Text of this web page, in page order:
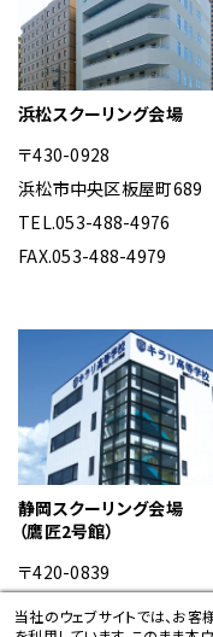
浜松スクーリング会場
〒430-0928
浜松市中央区板屋町689
TEL.053-488-4976
FAX.053-488-4979
静岡スクーリング会場
（鷹匠2号館）
〒420-0839
静岡市葵区鷹匠2-25-22
当社のウェブサイトでは、お